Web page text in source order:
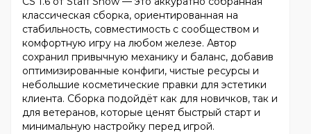
классическая сборка, ориентированная на
стабильность, совместимость с сообществом и
комфортную игру на любом железе. Автор
сохранил привычную механику и баланс, добавив
оптимизированные конфиги, чистые ресурсы и
небольшие косметические правки для эстетики
клиента. Сборка подойдёт как для новичков, так и
для ветеранов, которые ценят быстрый старт и
минимальную настройку перед игрой.